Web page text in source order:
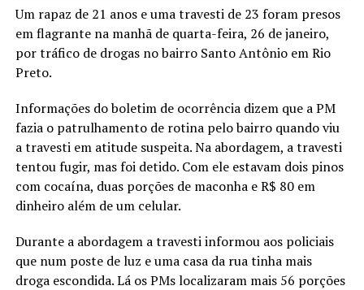
Um rapaz de 21 anos e uma travesti de 23 foram presos
em flagrante na manhã de quarta-feira, 26 de janeiro,
por tráfico de drogas no bairro Santo Antônio em Rio
Preto.
Informações do boletim de ocorrência dizem que a PM
fazia o patrulhamento de rotina pelo bairro quando viu
a travesti em atitude suspeita. Na abordagem, a travesti
tentou fugir, mas foi detido. Com ele estavam dois pinos
com cocaína, duas porções de maconha e R$ 80 em
dinheiro além de um celular.
Durante a abordagem a travesti informou aos policiais
que num poste de luz e uma casa da rua tinha mais
droga escondida. Lá os PMs localizaram mais 56 porções